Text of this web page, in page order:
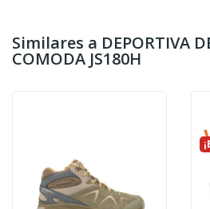
Similares a DEPORTIVA
COMODA JS180H